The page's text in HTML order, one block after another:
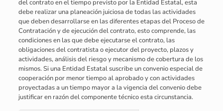
del contrato en el tiempo previsto por la Entidad Estatal, esta
debe realizar una planeación juiciosa de todas las actividades
que deben desarrollarse en las diferentes etapas del Proceso de
Contratación y de ejecución del contrato, esto comprende, las
condiciones en las que debe ejecutarse el contrato, las
obligaciones del contratista o ejecutor del proyecto, plazos y
actividades, análisis del riesgo y mecanismo de cobertura de los
mismos. Si una Entidad Estatal suscribe un convenio especial de
cooperación por menor tiempo al aprobado y con actividades
proyectadas a un tiempo mayor a la vigencia del convenio debe
justificar en razón del componente técnico esta circunstancia.